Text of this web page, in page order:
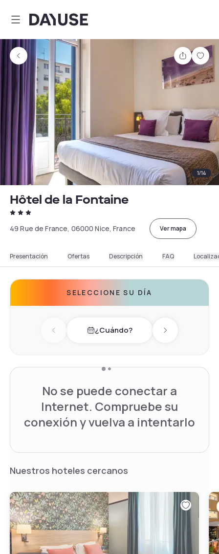
Dayuse
1/14
Hôtel de la Fontaine
49 Rue de France, 06000 Nice, France Ver mapa
Presentación Ofertas Descripción FAQ
SELECCIONE SU DÍA
Previous day¿Cuándo? Next day
No se puede conectar a
Internet. Compruebe su
conexión y vuelva a intentarlo
Nuestros hoteles cercanos